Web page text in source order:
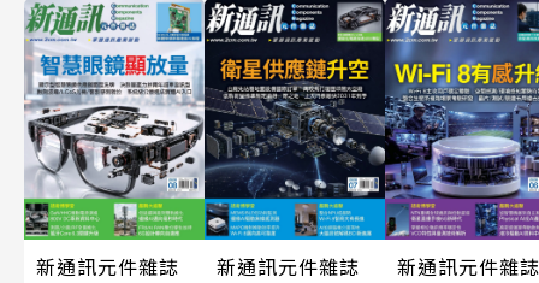
新通訊元件雜誌
新通訊元件雜誌
新通訊元件雜誌